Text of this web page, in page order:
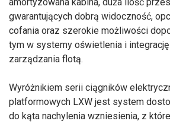
amortyzowana kabina, duża ilość
gwarantujących dobrą widoczność,
cofania oraz szerokie możliwości
tym w systemy oświetlenia i
zarządzania flotą.
Wyróżnikiem serii ciągników
platformowych LXW jest system
do kąta nachylenia wzniesienia, z